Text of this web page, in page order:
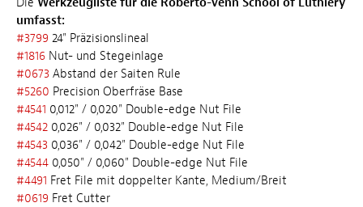
umfasst:
#3799 24" Präzisionslineal
#1816 Nut- und Stegeinlage
#0673 Abstand der Saiten Rule
#5260 Precision Oberfräse Base
#4541 0,012" / 0,020" Double-edge Nut File
#4542 0,026" / 0,032" Double-edge Nut File
#4543 0,036" / 0,042" Double-edge Nut File
#4544 0,050" / 0,060" Double-edge Nut File
#4491 Fret File mit doppelter Kante, Medium/Breit
#0619 Fret Cutter